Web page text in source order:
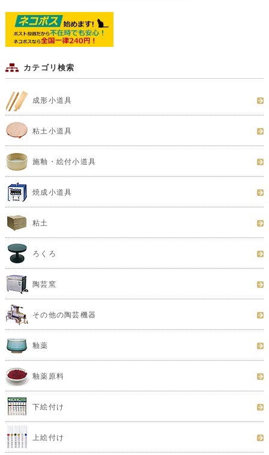
カテゴリ検索
成形小道具
粘土小道具
施釉・絵付小道具
焼成小道具
粘土
ろくろ
陶芸窯
その他の陶芸機器
釉薬
釉薬原料
下絵付け
上絵付け